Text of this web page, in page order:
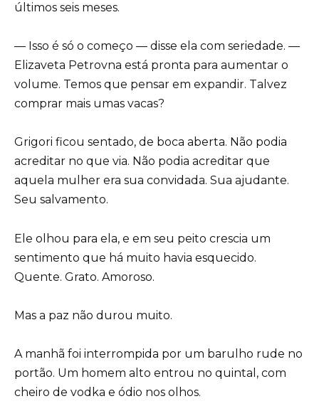
últimos seis meses.
— Isso é só o começo — disse ela com seriedade. —
Elizaveta Petrovna está pronta para aumentar o
volume. Temos que pensar em expandir. Talvez
comprar mais umas vacas?
Grigori ficou sentado, de boca aberta. Não podia
acreditar no que via. Não podia acreditar que
aquela mulher era sua convidada. Sua ajudante.
Seu salvamento.
Ele olhou para ela, e em seu peito crescia um
sentimento que há muito havia esquecido.
Quente. Grato. Amoroso.
Mas a paz não durou muito.
A manhã foi interrompida por um barulho rude no
portão. Um homem alto entrou no quintal, com
cheiro de vodka e ódio nos olhos.